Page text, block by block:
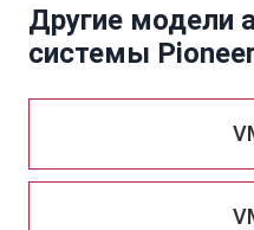
Другие модели
системы Pioneer